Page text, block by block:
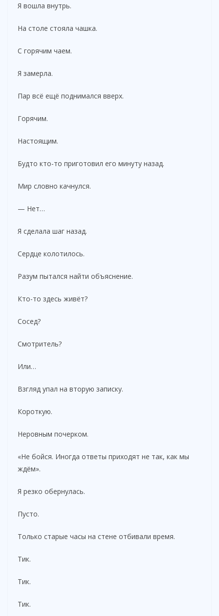
Я вошла внутрь.
На столе стояла чашка.
С горячим чаем.
Я замерла.
Пар всё ещё поднимался вверх.
Горячим.
Настоящим.
Будто кто-то приготовил его минуту назад.
Мир словно качнулся.
— Нет…
Я сделала шаг назад.
Сердце колотилось.
Разум пытался найти объяснение.
Кто-то здесь живёт?
Сосед?
Смотритель?
Или…
Взгляд упал на вторую записку.
Короткую.
Неровным почерком.
«Не бойся. Иногда ответы приходят не так, как мы
ждём».
Я резко обернулась.
Пусто.
Только старые часы на стене отбивали время.
Тик.
Тик.
Тик.